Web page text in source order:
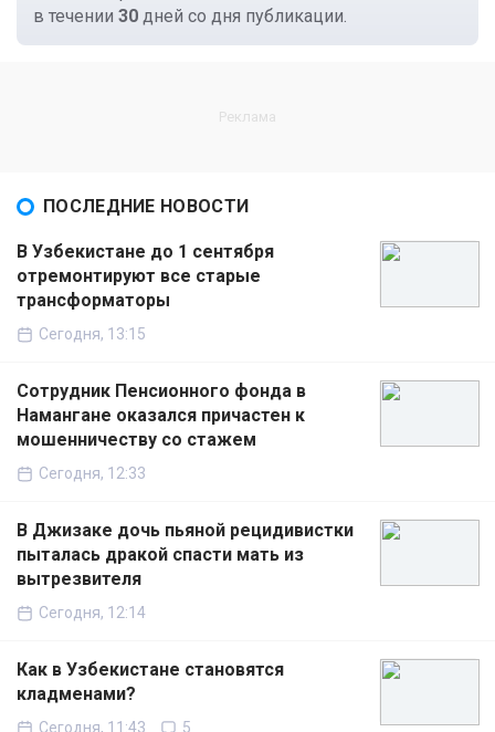
в течении 30 дней со дня публикации.
ПОСЛЕДНИЕ НОВОСТИ
В Узбекистане до 1 сентября
отремонтируют все старые
трансформаторы
Сегодня, 13:15
Сотрудник Пенсионного фонда в
Намангане оказался причастен к
мошенничеству со стажем
Сегодня, 12:33
В Джизаке дочь пьяной рецидивистки
пыталась дракой спасти мать из
вытрезвителя
Сегодня, 12:14
Как в Узбекистане становятся
кладменами?
Сегодня, 11:43 5